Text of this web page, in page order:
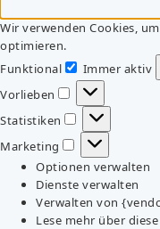
Wir verwenden Cookies,
optimieren.
Funktional
Funktional
Immer aktiv
Vorlieben
Vorlieben
Statistiken
Statistiken
Marketing
Marketing
Optionen verwalten
Dienste verwalten
Verwalten von
Lese mehr über